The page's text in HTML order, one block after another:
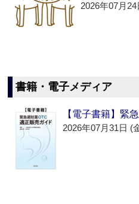
2026年07月24
書籍・電子メディア
【電子書籍】緊
2026年07月31日 (